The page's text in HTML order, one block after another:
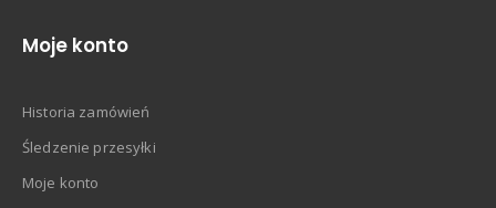
Moje konto
Historia zamówień
Śledzenie przesyłki
Moje konto